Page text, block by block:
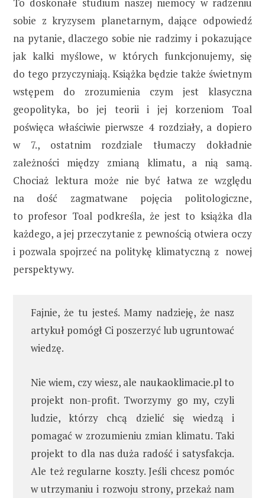
sobie z kryzysem planetarnym, dające odpowiedź
na pytanie, dlaczego sobie nie radzimy i pokazujące
jak kalki myślowe, w których funkcjonujemy, się
do tego przyczyniają. Książka będzie także świetnym
wstępem do zrozumienia czym jest klasyczna
geopolityka, bo jej teorii i jej korzeniom Toal
poświęca właściwie pierwsze 4 rozdziały, a dopiero
w 7., ostatnim rozdziale tłumaczy dokładnie
zależności między zmianą klimatu, a nią samą.
Chociaż lektura może nie być łatwa ze względu
na dość zagmatwane pojęcia politologiczne,
to profesor Toal podkreśla, że jest to książka dla
każdego, a jej przeczytanie z pewnością otwiera oczy
i pozwala spojrzeć na politykę klimatyczną z nowej
perspektywy.
Fajnie, że tu jesteś. Mamy nadzieję, że nasz
artykuł pomógł Ci poszerzyć lub ugruntować
wiedzę.
Nie wiem, czy wiesz, ale naukaoklimacie.pl to
projekt non-profit. Tworzymy go my, czyli
ludzie, którzy chcą dzielić się wiedzą i
pomagać w zrozumieniu zmian klimatu. Taki
projekt to dla nas duża radość i satysfakcja.
Ale też regularne koszty. Jeśli chcesz pomóc
w utrzymaniu i rozwoju strony, przekaż nam